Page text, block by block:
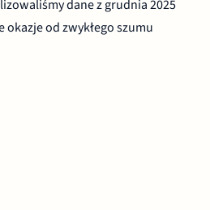
dane z grudnia 2025
od zwykłego szumu